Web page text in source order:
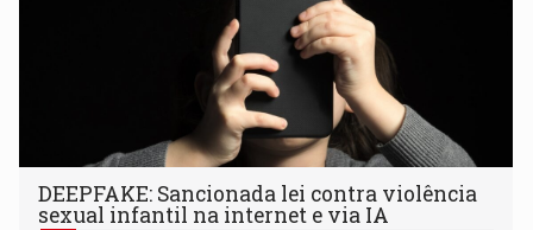
DEEPFAKE: Sancionada lei contra violência
sexual infantil na internet e via IA